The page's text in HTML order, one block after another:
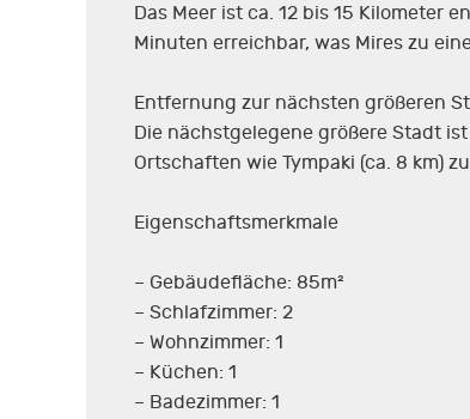
Das Meer ist ca. 12 bis 15 Kilometer
Minuten erreichbar, was Mires zu
Entfernung zur nächsten größeren
Die nächstgelegene größere Stadt
Ortschaften wie Tympaki (ca. 8 km)
Eigenschaftsmerkmale
– Gebäudefläche: 85m²
– Schlafzimmer: 2
– Wohnzimmer: 1
– Küchen: 1
– Badezimmer: 1